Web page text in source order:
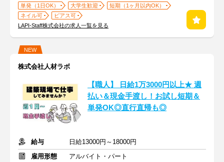
単発（1日OK） 大学生歓迎
短期（1ヶ月以内OK）
ネイル可
ピアス可
LAPI-Staff株式会社の求人一覧を見る
NEW
株式会社人材ラボ
【職人】 日給1万3000円以上★ 週
払い＆現金手渡し！お試し短期＆
単発OK◎直行直帰も◎
給与
日給13000円～18000円
雇用形態
アルバイト・パート